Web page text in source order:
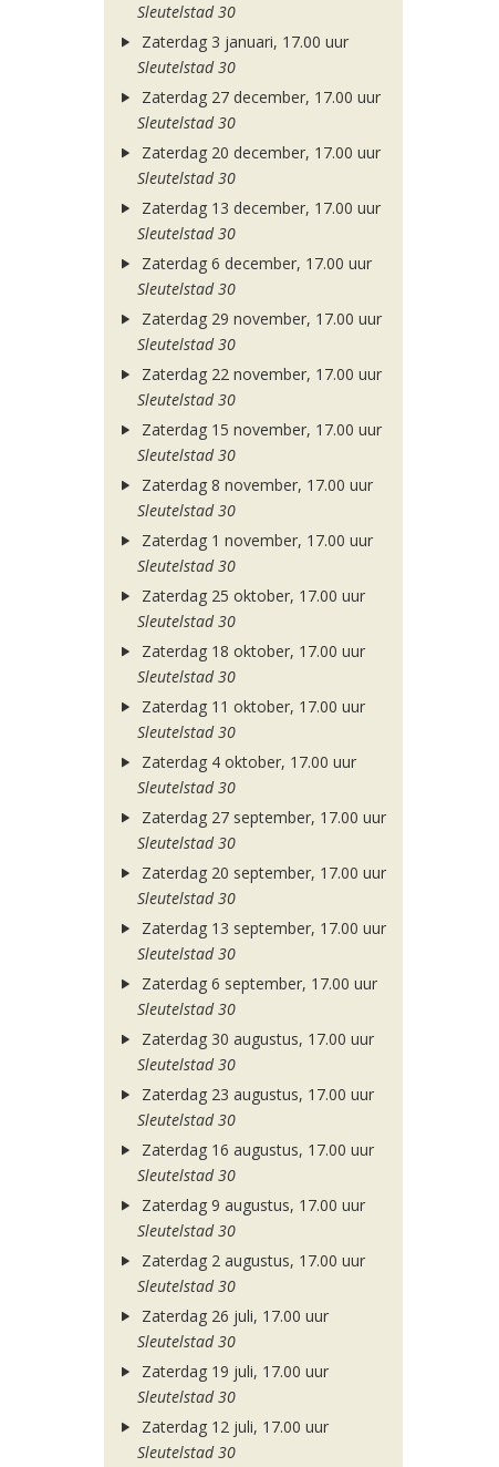
Sleutelstad 30
Zaterdag 3 januari, 17.00 uur
Sleutelstad 30
Zaterdag 27 december, 17.00 uur
Sleutelstad 30
Zaterdag 20 december, 17.00 uur
Sleutelstad 30
Zaterdag 13 december, 17.00 uur
Sleutelstad 30
Zaterdag 6 december, 17.00 uur
Sleutelstad 30
Zaterdag 29 november, 17.00 uur
Sleutelstad 30
Zaterdag 22 november, 17.00 uur
Sleutelstad 30
Zaterdag 15 november, 17.00 uur
Sleutelstad 30
Zaterdag 8 november, 17.00 uur
Sleutelstad 30
Zaterdag 1 november, 17.00 uur
Sleutelstad 30
Zaterdag 25 oktober, 17.00 uur
Sleutelstad 30
Zaterdag 18 oktober, 17.00 uur
Sleutelstad 30
Zaterdag 11 oktober, 17.00 uur
Sleutelstad 30
Zaterdag 4 oktober, 17.00 uur
Sleutelstad 30
Zaterdag 27 september, 17.00 uur
Sleutelstad 30
Zaterdag 20 september, 17.00 uur
Sleutelstad 30
Zaterdag 13 september, 17.00 uur
Sleutelstad 30
Zaterdag 6 september, 17.00 uur
Sleutelstad 30
Zaterdag 30 augustus, 17.00 uur
Sleutelstad 30
Zaterdag 23 augustus, 17.00 uur
Sleutelstad 30
Zaterdag 16 augustus, 17.00 uur
Sleutelstad 30
Zaterdag 9 augustus, 17.00 uur
Sleutelstad 30
Zaterdag 2 augustus, 17.00 uur
Sleutelstad 30
Zaterdag 26 juli, 17.00 uur
Sleutelstad 30
Zaterdag 19 juli, 17.00 uur
Sleutelstad 30
Zaterdag 12 juli, 17.00 uur
Sleutelstad 30